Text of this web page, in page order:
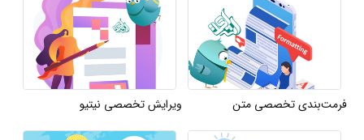
فرمت‌بندی تخصصی متن ویرایش تخصصی نیتیو